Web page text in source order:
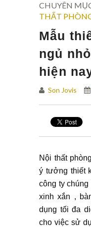
CHUYÊN
THẤT
Mẫu
ngủ
hiện
Son Jovis
Nội thất
ý tưởng thiết
công ty
xinh xắn ,
dụng tối đa
cho việc sử